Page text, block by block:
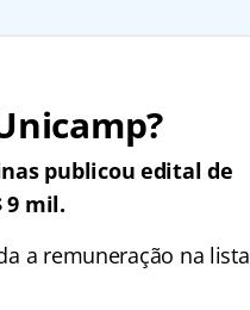
publicou edital de
9 mil.
a remuneração na lista